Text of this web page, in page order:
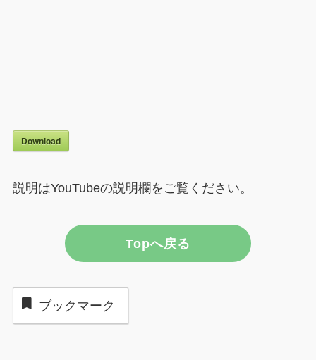
Download
説明はYouTubeの説明欄をご覧ください。
Topへ戻る
ブックマーク